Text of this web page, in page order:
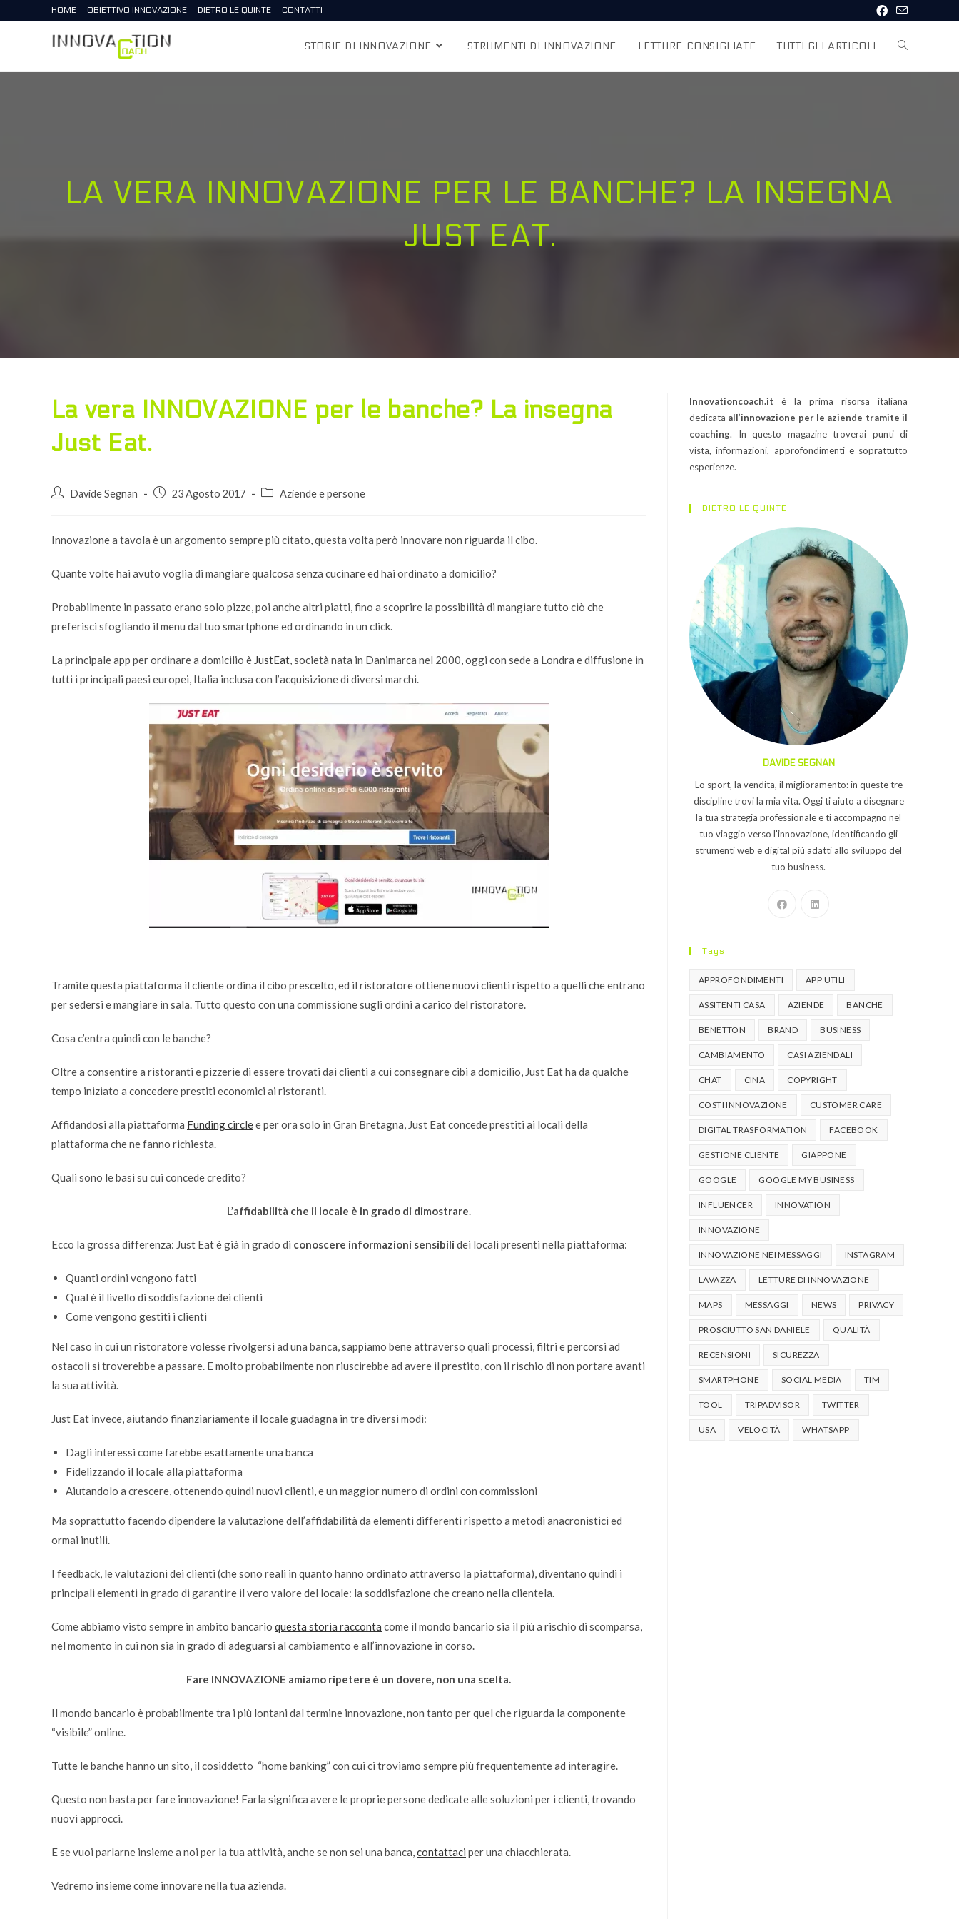
HOME OBIETTIVO INNOVAZIONE DIETRO LE QUINTE CONTATTI
STORIE DI INNOVAZIONE STRUMENTI DI INNOVAZIONE LETTURE CONSIGLIATE TUTTI GLI ARTICOLI
LA VERA INNOVAZIONE PER LE BANCHE? LA INSEGNA
JUST EAT.
La vera INNOVAZIONE per le banche? La insegna
Just Eat.
AutoreDavide Segnan
Articolo23 Agosto 2017
Categoria
Aziende e persone
Innovazione a tavola è un argomento sempre più citato, questa volta però innovare non riguarda il cibo.
Quante volte hai avuto voglia di mangiare qualcosa senza cucinare ed hai ordinato a domicilio?
Probabilmente in passato erano solo pizze, poi anche altri piatti, fino a scoprire la possibilità di mangiare tutto ciò che
preferisci sfogliando il menu dal tuo smartphone ed ordinando in un click.
La principale app per ordinare a domicilio è JustEat, società nata in Danimarca nel 2000, oggi con sede a Londra e diffusione in
tutti i principali paesi europei, Italia inclusa con l’acquisizione di diversi marchi.
Tramite questa piattaforma il cliente ordina il cibo prescelto, ed il ristoratore ottiene nuovi clienti rispetto a quelli che entrano
per sedersi e mangiare in sala. Tutto questo con una commissione sugli ordini a carico del ristoratore.
Cosa c’entra quindi con le banche?
Oltre a consentire a ristoranti e pizzerie di essere trovati dai clienti a cui consegnare cibi a domicilio, Just Eat ha da qualche
tempo iniziato a concedere prestiti economici ai ristoranti.
Affidandosi alla piattaforma Funding circlee per ora solo in Gran Bretagna, Just Eat concede prestiti ai locali della
piattaforma che ne fanno richiesta.
Quali sono le basi su cui concede credito?
L’affidabilità che il locale è in grado di dimostrare.
Ecco la grossa differenza: Just Eat è già in grado di conoscere informazioni sensibili dei locali presenti nella piattaforma:
Quanti ordini vengono fatti
Qual è il livello di soddisfazione dei clienti
Come vengono gestiti i clienti
Nel caso in cui un ristoratore volesse rivolgersi ad una banca, sappiamo bene attraverso quali processi, filtri e percorsi ad
ostacoli si troverebbe a passare. E molto probabilmente non riuscirebbe ad avere il prestito, con il rischio di non portare avanti
la sua attività.
Just Eat invece, aiutando finanziariamente il locale guadagna in tre diversi modi:
Dagli interessi come farebbe esattamente una banca
Fidelizzando il locale alla piattaforma
Aiutandolo a crescere, ottenendo quindi nuovi clienti, e un maggior numero di ordini con commissioni
Ma soprattutto facendo dipendere la valutazione dell’affidabilità da elementi differenti rispetto a metodi anacronistici ed
ormai inutili.
I feedback, le valutazioni dei clienti (che sono reali in quanto hanno ordinato attraverso la piattaforma), diventano quindi i
principali elementi in grado di garantire il vero valore del locale: la soddisfazione che creano nella clientela.
Come abbiamo visto sempre in ambito bancario questa storia racconta come il mondo bancario sia il più a rischio di scomparsa,
nel momento in cui non sia in grado di adeguarsi al cambiamento e all’innovazione in corso.
Fare INNOVAZIONE amiamo ripetere è un dovere, non una scelta.
Il mondo bancario è probabilmente tra i più lontani dal termine innovazione, non tanto per quel che riguarda la componente
“visibile” online.
Tutte le banche hanno un sito, il cosiddetto “home banking” con cui ci troviamo sempre più frequentemente ad interagire.
Questo non basta per fare innovazione! Farla significa avere le proprie persone dedicate alle soluzioni per i clienti, trovando
nuovi approcci.
E se vuoi parlarne insieme a noi per la tua attività, anche se non sei una banca,contattaci per una chiacchierata.
Vedremo insieme come innovare nella tua azienda.
Innovationcoach.it è la prima risorsa italiana
dedicata all’innovazione per le aziende tramite il
coaching. In questo magazine troverai punti di
vista, informazioni, approfondimenti e soprattutto
esperienze.
DIETRO LE QUINTE
DAVIDE SEGNAN
Lo sport, la vendita, il miglioramento: in queste tre
discipline trovi la mia vita. Oggi ti aiuto a disegnare
la tua strategia professionale e ti accompagno nel
tuo viaggio verso l'innovazione, identificando gli
strumenti web e digital più adatti allo sviluppo del
tuo business.
Tags
APPROFONDIMENTI APP UTILI
ASSITENTI CASA AZIENDE BANCHE
BENETTON BRAND BUSINESS
CAMBIAMENTO CASI AZIENDALI
CHAT CINA COPYRIGHT
COSTI INNOVAZIONE CUSTOMER CARE
DIGITAL TRASFORMATION FACEBOOK
GESTIONE CLIENTE GIAPPONE
GOOGLE GOOGLE MY BUSINESS
INFLUENCER INNOVATION
INNOVAZIONE
INNOVAZIONE NEI MESSAGGI INSTAGRAM
LAVAZZA LETTURE DI INNOVAZIONE
MAPS MESSAGGI NEWS PRIVACY
PROSCIUTTO SAN DANIELE QUALITÀ
RECENSIONI SICUREZZA
SMARTPHONE SOCIAL MEDIA TIM
TOOL TRIPADVISOR TWITTER
USA VELOCITÀ WHATSAPP